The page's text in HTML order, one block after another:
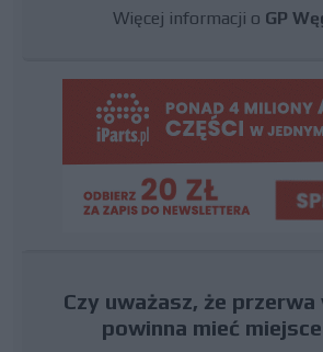
Więcej informacji o GP
Czy uważasz, że przerwa
powinna mieć